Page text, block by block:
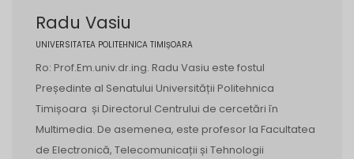
Radu Vasiu
UNIVERSITATEA POLITEHNICA TIMIȘOARA
Ro: Prof.Em.univ.dr.ing. Radu Vasiu este fostul
Președinte al Senatului Universității Politehnica
Timișoara și Directorul Centrului de cercetări în
Multimedia. De asemenea, este profesor la Facultatea
de Electronică, Telecomunicații și Tehnologii